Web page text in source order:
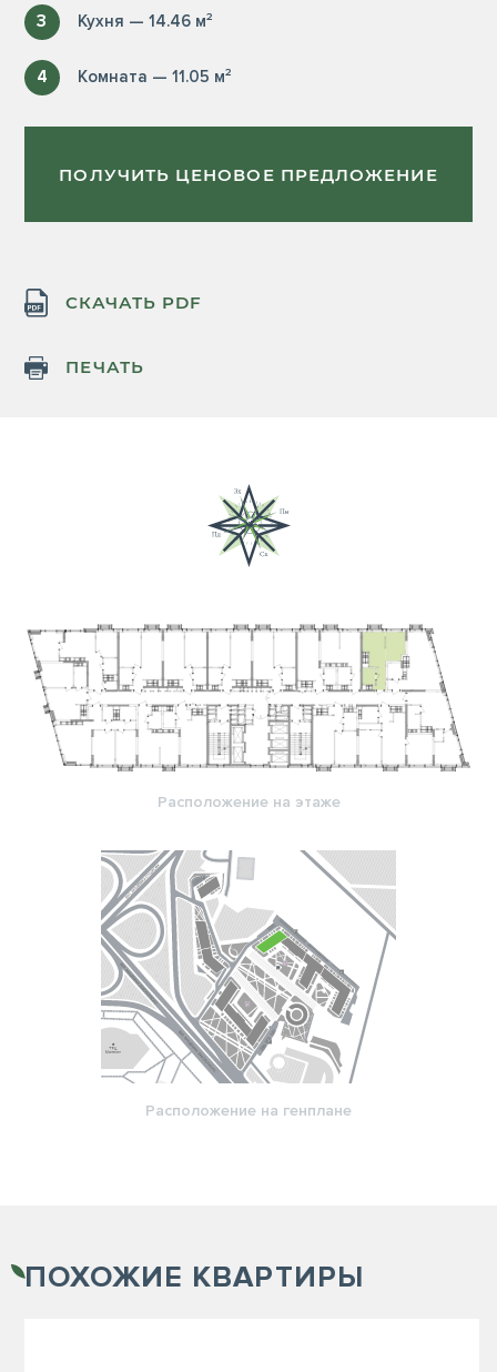
3 Кухня — 14.46 м²
4 Комната — 11.05 м²
ПОЛУЧИТЬ ЦЕНОВОЕ ПРЕДЛОЖЕНИЕ
СКАЧАТЬ PDF
ПЕЧАТЬ
Расположение на этаже
Расположение на генплане
ПОХОЖИЕ КВАРТИРЫ